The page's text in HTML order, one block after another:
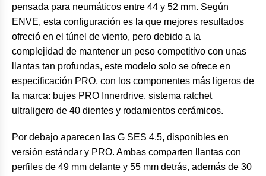
pensada para neumáticos entre 44 y 52 mm. Según
ENVE, esta configuración es la que mejores resultados
ofreció en el túnel de viento, pero debido a la
complejidad de mantener un peso competitivo con unas
llantas tan profundas, este modelo solo se ofrece en
especificación PRO, con los componentes más ligeros de
la marca: bujes PRO Innerdrive, sistema ratchet
ultraligero de 40 dientes y rodamientos cerámicos.
Por debajo aparecen las G SES 4.5, disponibles en
versión estándar y PRO. Ambas comparten llantas con
perfiles de 49 mm delante y 55 mm detrás, además de 30